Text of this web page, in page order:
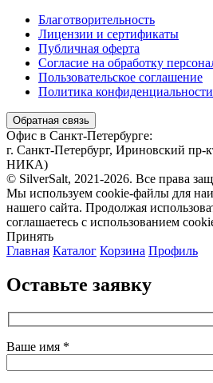
Благотворительность
Лицензии и сертификаты
Публичная оферта
Согласие на обработку
Пользовательское соглашение
Политика конфиденциальности
Обратная связь
Офис в Санкт-Петербурге:
г. Санкт-Петербург, Ириновский пр-
НИКА)
© SilverSalt, 2021-2026. Все права
Мы используем cookie-файлы для
нашего сайта. Продолжая
соглашаетесь с использованием
Принять
Главная Каталог Корзина Профиль
Оставьте заявку
Ваше имя *